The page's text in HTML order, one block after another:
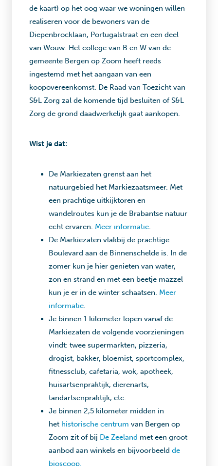
de kaart) op het oog waar we woningen willen
realiseren voor de bewoners van de
Diepenbrocklaan, Portugalstraat en een deel
van Wouw. Het college van B en W van de
gemeente Bergen op Zoom heeft reeds
ingestemd met het aangaan van een
koopovereenkomst. De Raad van Toezicht van
S&L Zorg zal de komende tijd besluiten of S&L
Zorg de grond daadwerkelijk gaat aankopen.
Wist je dat:
De Markiezaten grenst aan het
natuurgebied het Markiezaatsmeer. Met
een prachtige uitkijktoren en
wandelroutes kun je de Brabantse natuur
echt ervaren. Meer informatie.
De Markiezaten vlakbij de prachtige
Boulevard aan de Binnenschelde is. In de
zomer kun je hier genieten van water,
zon en strand en met een beetje mazzel
kun je er in de winter schaatsen. Meer
informatie.
Je binnen 1 kilometer lopen vanaf de
Markiezaten de volgende voorzieningen
vindt: twee supermarkten, pizzeria,
drogist, bakker, bloemist, sportcomplex,
fitnessclub, cafetaria, wok, apotheek,
huisartsenpraktijk, dierenarts,
tandartsenpraktijk, etc.
Je binnen 2,5 kilometer midden in
het historische centrum van Bergen op
Zoom zit of bij De Zeeland met een groot
aanbod aan winkels en bijvoorbeeld de
bioscoop.